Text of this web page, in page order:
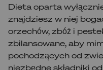
Dieta oparta
znajdziesz w niej
orzechów, zbóż i
zbilansowane, aby
pochodzących od
niezbędne składniki